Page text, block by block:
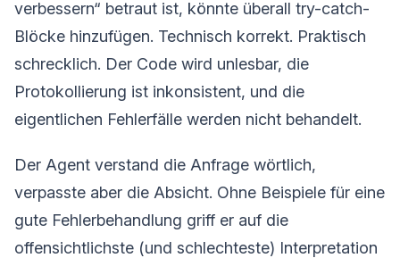
verbessern“ betraut ist, könnte überall try-catch-
Blöcke hinzufügen. Technisch korrekt. Praktisch
schrecklich. Der Code wird unlesbar, die
Protokollierung ist inkonsistent, und die
eigentlichen Fehlerfälle werden nicht behandelt.
Der Agent verstand die Anfrage wörtlich,
verpasste aber die Absicht. Ohne Beispiele für eine
gute Fehlerbehandlung griff er auf die
offensichtlichste (und schlechteste) Interpretation